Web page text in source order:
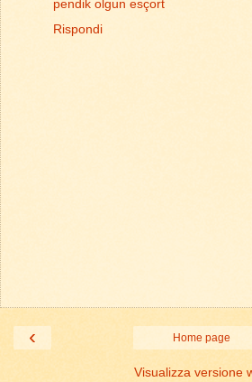
pendik olgun esçort
Rispondi
‹ Home page
Visualizza versione